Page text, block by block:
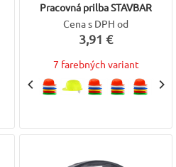
Pracovná prilba STAVBAR
Cena s DPH od
3,91 €
7 farebných variant